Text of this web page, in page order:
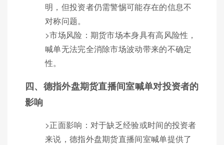
明，但投资者仍需警惕可能存在的信息不
对称问题。
>市场风险：期货市场本身具有高风险性，
喊单无法完全消除市场波动带来的不确定
性。
四、德指外盘期货直播间室喊单对投资者的
影响
>正面影响：对于缺乏经验或时间的投资者
来说，德指外盘期货直播间室喊单提供了